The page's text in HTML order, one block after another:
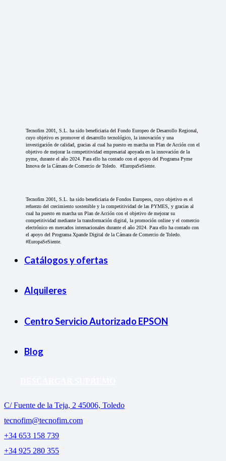
Tecnofim 2001, S.L. ha sido beneficiaria del Fondo Europeo de Desarrollo Regional,
cuyo objetivo es promover el desarrollo tecnológico, la innovación y una
investigación de calidad, gracias al cual ha puesto en marcha un Plan de Acción con el
objetivo de mejorar la competitividad empresarial apoyada en la innovación de la
pyme, durante el año 2024. Para ello ha contado con el apoyo del Programa Pyme
Innova de la Cámara de Comercio de Toledo. #EuropaSeSiente.
Tecnofim 2001, S.L. ha sido beneficiaria de Fondos Europeos, cuyo objetivo es el
refuerzo del crecimiento sostenible y la competitividad de las PYMES, y gracias al
cual ha puesto en marcha un Plan de Acción con el objetivo de mejorar su
competitividad mediante la transformación digital, la promoción online y el comercio
electrónico en mercados internacionales durante el año 2024. Para ello ha contado con
el apoyo del Programa Xpande Digital de la Cámara de Comercio de Toledo.
#EuropaSeSiente.
Catálogos y ofertas
Alquileres
Centro Servicio Autorizado EPSON
Blog
C/ Fuente de la Teja, 2 45006, Toledo
tecnofim@tecnofim.com
+34 653 158 739
+34 925 280 355